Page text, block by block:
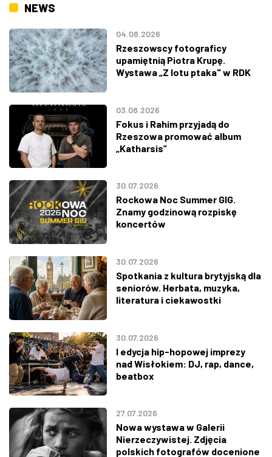
NEWS
04.08.2026
Rzeszowscy fotograficy
upamiętnią Piotra Krupę.
Wystawa „Z lotu ptaka" w RDK
03.08.2026
Fokus i Rahim przyjadą do
Rzeszowa promować album
„Katharsis”
30.07.2026
Rockowa Noc Summer GIG.
Znamy godzinową rozpiskę
koncertów
30.07.2026
Spotkania z kultura brytyjską dla
seniorów. Herbata, muzyka,
literatura i ciekawostki
30.07.2026
I edycja hip-hopowej imprezy
nad Wisłokiem: DJ, rap, dance,
beatbox
27.07.2026
Nowa wystawa w Galerii
Nierzeczywistej. Zdjęcia
polskich fotografów docenione